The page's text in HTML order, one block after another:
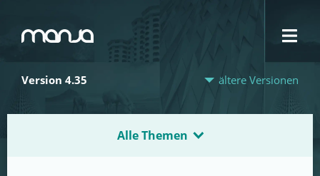
Navigation
Version 4.35 ältere Versionen
Alle Themen